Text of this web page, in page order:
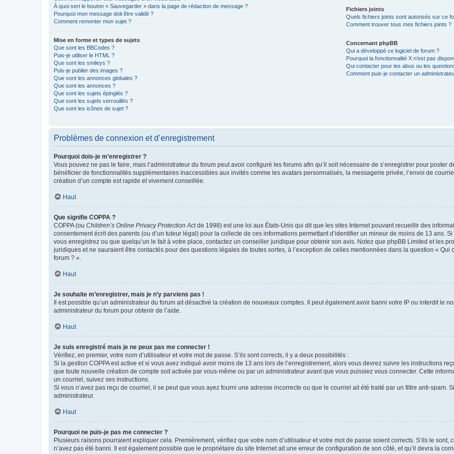
À quoi sert le bouton « Sauvegarder » dans la page de rédaction de message ?
Pourquoi mon message doit être validé ?
Comment remonter mon sujet ?
Mise en forme et types de sujets
Que sont les BBCodes ?
Puis-je utiliser le HTML ?
Que sont les smileys ?
Puis-je publier des images ?
Que sont les annonces globales ?
Que sont les annonces ?
Que sont les sujets épinglés ?
Que sont les sujets verrouillés ?
Que sont les icônes de sujet ?
Fichiers joints
Quels fichiers joints sont autorisés sur ce
Comment trouver tous mes fichiers joints ?
Concernant phpBB
Qui a développé ce logiciel de forum ?
Pourquoi la fonctionnalité X n’est pas
Qui contacter pour les abus ou les
Comment puis-je contacter un
Problèmes de connexion et d’enregistrement
Pourquoi dois-je m’enregistrer ?
Vous pouvez ne pas le faire, mais l’administrateur du forum peut avoir configuré les forums afin qu’il soit nécessaire de s’enregistrer pour poster
bénéficier de fonctionnalités supplémentaires inaccessibles aux invités comme les avatars personnalisés, la messagerie privée, l’envoi de
création d’un compte est rapide et vivement conseillée.
Haut
Que signifie COPPA ?
COPPA (ou Children’s Online Privacy Protection Actde 1998) est une loi aux États-Unis qui dit que les sites Internet pouvant recueillir des
consentement écrit des parents (ou d’un tuteur légal) pour la collecte de ces informations permettant d’identifier un mineur de moins de 13 ans.
vous enregistrez ou que quelqu’un le fait à votre place, contactez un conseiller juridique pour obtenir son avis. Notez que phpBB Limited et les
juridiques et ne sauraient être contactés pour des questions légales de toutes sortes, à l’exception de celles mentionnées dans la question «
forum ? ».
Haut
Je souhaite m’enregistrer, mais je n’y parviens pas !
Il est possible qu’un administrateur du forum ait désactivé la création de nouveaux comptes. Il peut également avoir banni votre IP ou interdit le
administrateur du forum pour obtenir de l’aide.
Haut
Je suis enregistré mais je ne peux pas me connecter !
Vérifiez, en premier, votre nom d’utilisateur et votre mot de passe. S’ils sont corrects, il y a deux possibilités :
Si la gestion COPPA est active et si vous avez indiqué avoir moins de 13 ans lors de l’enregistrement, alors vous devrez suivre les instructions
que toute nouvelle création de compte soit activée par vous-même ou par un administrateur avant que vous puissiez vous connecter. Cette
un courriel, suivez ses instructions.
Si vous n’avez pas reçu de courriel, il se peut que vous ayez fourni une adresse incorrecte ou que le courriel ait été traité par un filtre anti-spam.
administrateur.
Haut
Pourquoi ne puis-je pas me connecter ?
Plusieurs raisons pourraient expliquer cela. Premièrement, vérifiez que votre nom d’utilisateur et votre mot de passe soient corrects. S’ils le
n’avez pas été banni. Il est également possible que le propriétaire du site Internet ait une erreur de configuration de son côté, et qu’il devra la